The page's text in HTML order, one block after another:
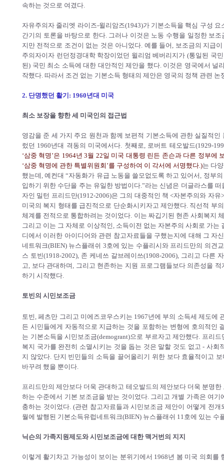
속하는 것으로 여겼다.
자유주의자 줄리엣 라이즈-윌리암즈(1943)가 기본소득을 핵심 구성
간기의 토론을 바탕으로 한다. 그러나 이것은 노동 수행을 일정한 보
지만 전적으로 조건이 없는 것은 아니었다. 예를 들어, 보조금의 지급
주의자이자 런던정경대학 학장이었던 윌리엄 베버리지가 (통일된 국
된) 국민 최소 소득에 대한 대안적인 제안을 했다. 이것은 영국에서 널
작했다. 따라서 조건 없는 기본소득 형태의 제안은 영국의 정책 관련 논
2. 단명했던 활기: 1960년대 미국
최소 보장을 향한 세 미국인의 접근법
영감을 준 세 가지 주요 원천과 함께 보편적 기본소득에 관한 실질적
렀던 1960년대 격동의 미국에서다. 첫째로, 로버트 테오발드(1929-
‘삼중 혁명’은 1964년 3월 22일 미국 대통령 린든 존슨과 다른 정부에
‘삼중 혁명에 관한 특별위원회’를 구성하여 이 각서에 서명했다.)는 다
했는데, 예컨대 “자동화가 유급 노동을 쓸모없도록 하고 있어서, 정부
입하기 위한 수단을 주는 유일한 방법이다.”라는 신념은 더글라스를
자인 밀턴 프리드만(1912-2006)은 그의 대중적인 책 <자본주의와 자
미국의 복지 형태를 급진적으로 단순화시키자고 제안했다. 직선적 부
체계를 전적으로 통합하려는 것이었다. 이는 짜깁기된 현존 사회복지
그리고 이는 그 자체로 이상적인, 소득이전 없는 자본주의 사회로 가
디에서 이러한 아이디어와 관련 참고자료들을 구했는지에 대해 그 자
네트워크(BIEN) 뉴스플래쉬 3호에 있는 수플리시와 프리드만의 의견
스 토빈(1918-2002), 존 케네쓰 갈브레이쓰(1908-2006), 그리고 다른
고, 보다 관대하며, 그리고 현존하는 지원 프로그램들보다 의존성을
하기 시작했다.
토빈의 시민보조금
토빈, 페츠만 그리고 미에즈코우스키는 1967년에 부의 소득세 제도에
든 시민들에게 자동적으로 지급하는 것을 포함하는 변형에 호의적인
는 기본소득을 시민보조금(demogrant)으로 부르자고 제안했다. 프리
복지 국가를 완전히 소멸시키는 것을 돕는 것은 말할 것도 없고 - 사
지 않았다. 단지 빈민들의 소득을 끌어올리기 위한 보다 효율적이고
바꾸려 했을 뿐이다.
프리드만의 제안보다 더욱 관대하고 테오발드의 제안보다 더욱 분명
하는 수준에서 기본 보조금을 받는 것이었다. 그리고 개별 가족은 여
충하는 것이었다. (관련 참고자료들과 시민보조금 제안이 어떻게 전
월에 발행된 기본소득유럽네트워크(BIEN) 뉴스플래쉬 11호에 있는 수
닉슨의 가족지원제도와 시민보조금에 대한 맥거번의 지지
이렇게 활기차고 가능성이 보이는 분위기에서 1968년 봄 미국 의회를